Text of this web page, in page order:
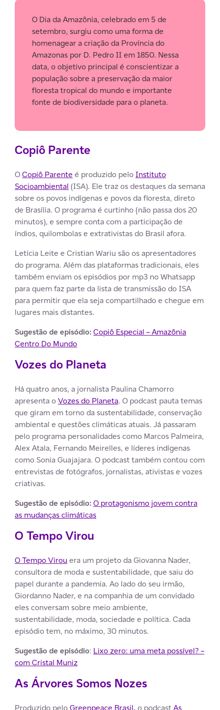
O Dia da Amazônia, celebrado em 5 de
setembro, surgiu como uma forma de
homenagear a criação da Província do
Amazonas por D. Pedro II em 1850. Nessa
data, o objetivo principal é conscientizar a
população sobre a preservação da maior
floresta tropical do mundo e importante
fonte de biodiversidade para o planeta.
Copiô Parente
OCopiô Parente é produzido peloInstituto
Socioambiental (ISA). Ele traz os destaques da semana
sobre os povos indígenas e povos da floresta, direto
de Brasília. O programa é curtinho (não passa dos 20
minutos), e sempre conta com a participação de
índios, quilombolas e extrativistas do Brasil afora.
Letícia Leite e Cristian Wariu são os apresentadores
do programa. Além das plataformas tradicionais, eles
também enviam os episódios por mp3 no Whatsapp
para quem faz parte da lista de transmissão do ISA
para permitir que ela seja compartilhado e chegue em
lugares mais distantes.
Sugestão de episódio:Copiô Especial – Amazônia
Centro Do Mundo
Vozes do Planeta
Há quatro anos, a jornalista Paulina Chamorro
apresenta oVozes do Planeta. O podcast pauta temas
que giram em torno da sustentabilidade, conservação
ambiental e questões climáticas atuais. Já passaram
pelo programa personalidades como Marcos Palmeira,
Alex Atala, Fernando Meirelles, e líderes indígenas
como Sonia Guajajara. O podcast também contou com
entrevistas de fotógrafos, jornalistas, ativistas e vozes
criativas.
Sugestão de episódio:O protagonismo jovem contra
as mudanças climáticas
O Tempo Virou
O Tempo Virou era um projeto da Giovanna Nader,
consultora de moda e sustentabilidade, que saiu do
papel durante a pandemia. Ao lado do seu irmão,
Giordanno Nader, e na companhia de um convidado
eles conversam sobre meio ambiente,
sustentabilidade, moda, sociedade e política. Cada
episódio tem, no máximo, 30 minutos.
Sugestão de episódio: Lixo zero: uma meta possível? –
com Cristal Muniz
As Árvores Somos Nozes
Produzido peloGreenpeace Brasil,o podcastAs